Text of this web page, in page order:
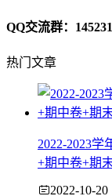
QQ交流群：
热门文章
2022-2023
+期中卷+期
2022-10-20